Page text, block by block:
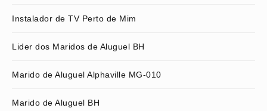
Instalador de TV Perto de Mim
Lider dos Maridos de Aluguel BH
Marido de Aluguel Alphaville MG-010
Marido de Aluguel BH